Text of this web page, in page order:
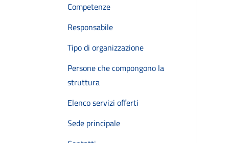
Competenze
Responsabile
Tipo di organizzazione
Persone che compongono la
struttura
Elenco servizi offerti
Sede principale